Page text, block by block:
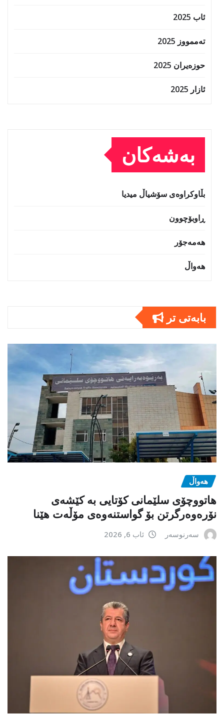
ئاب 2025
تەممووز 2025
حوزه‌یران 2025
ئازار 2025
بەشەکان
بڵاوکراوەی سۆشیاڵ میدیا
ڕاوبۆچوون
هەمەجۆر
هەواڵ
بابەتى تر
هەواڵ
هاتووچۆی سلێمانی کۆتایی بە کێشەی
نۆرەوەرگرتن بۆ گواستنەوەی مۆڵەت هێنا
سەرنوسەر ئاب 6, 2026